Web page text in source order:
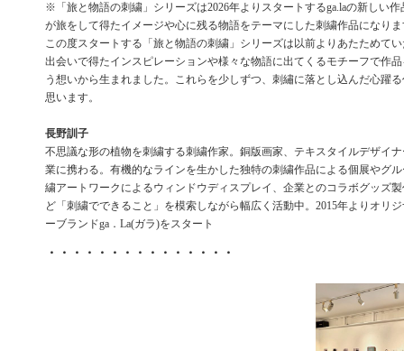
※「旅と物語の刺繍」シリーズは2026年よりスタートするga.laの新しい
が旅をして得たイメージや心に残る物語をテーマにした刺繍作品になり
この度スタートする「旅と物語の刺繍」シリーズは以前よりあたためて
出会いで得たインスピレーションや様々な物語に出てくるモチーフで作
う想いから生まれました。これらを少しずつ、刺繡に落とし込んだ心躍
思います。
長野訓子
不思議な形の植物を刺繍する刺繍作家。銅版画家、テキスタイルデザイ
業に携わる。有機的なラインを生かした独特の刺繍作品による個展やグ
繍アートワークによるウィンドウディスプレイ、企業とのコラボグッズ
ど「刺繍でできること」を模索しながら幅広く活動中。2015年よりオリ
ーブランドga．La(ガラ)をスタート
・・・・・・・・・・・・・・・